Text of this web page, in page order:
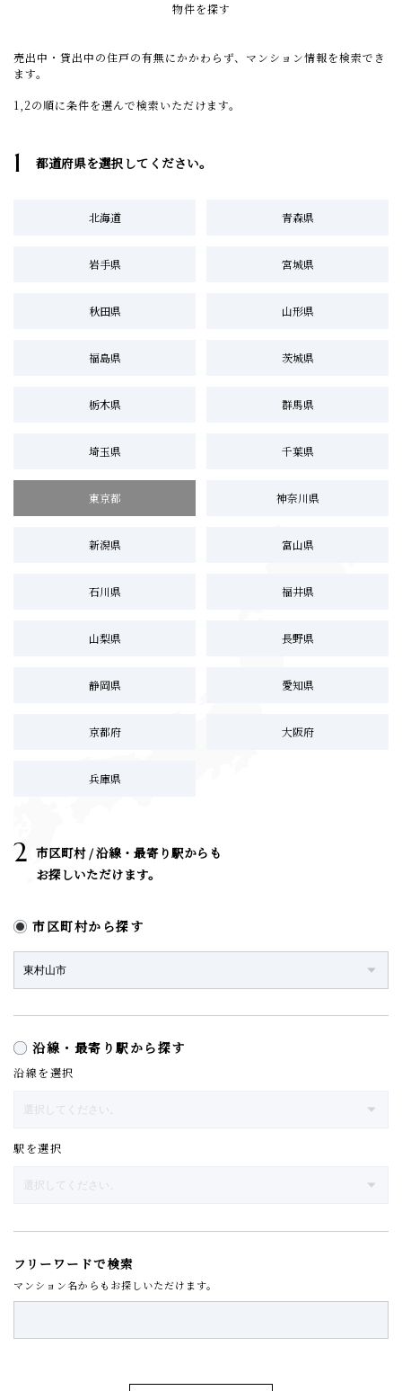
物件を探す
売出中・貸出中の住戸の有無にかかわらず、マンション情報を検索でき
ます。
1,2の順に条件を選んで検索いただけます。
1 都道府県を選択してください。
北海道 青森県
岩手県 宮城県
秋田県 山形県
福島県 茨城県
栃木県 群馬県
埼玉県 千葉県
東京都 神奈川県
新潟県 富山県
石川県 福井県
山梨県 長野県
静岡県 愛知県
京都府 大阪府
兵庫県
2 市区町村 / 沿線・最寄り駅からも
お探しいただけます。
市区町村から探す
沿線・最寄り駅から探す
沿線を選択
駅を選択
フリーワードで検索
マンション名からもお探しいただけます。